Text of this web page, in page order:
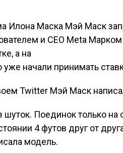
Илона Маска Мэй Маск
и СЕО Meta
а на
уже начали принимать
Twitter Мэй Маск
шуток. Поединок только на
4 футов друг от
модель.